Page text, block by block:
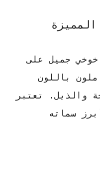
المميزة
جميل على
باللون
والذيل.
تعتبر
سماته